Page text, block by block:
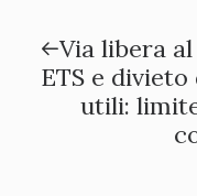
Via libera
ETS e
utili: